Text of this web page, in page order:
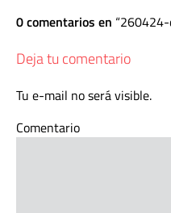
0 comentarios en
Deja tu comentario
Tu e-mail no será visible.
Comentario